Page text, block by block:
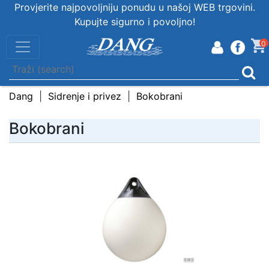
Provjerite najpovoljniju ponudu u našoj WEB trgovini.
Kupujte sigurno i povoljno!
0
Dang Sidrenje i privez Bokobrani
Bokobrani